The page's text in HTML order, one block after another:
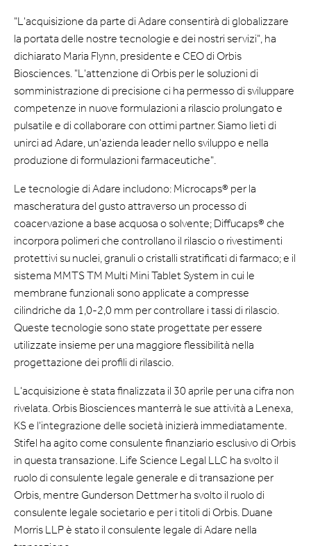
"L'acquisizione da parte di Adare consentirà di globalizzare
la portata delle nostre tecnologie e dei nostri servizi", ha
dichiarato Maria Flynn, presidente e CEO di Orbis
Biosciences. "L'attenzione di Orbis per le soluzioni di
somministrazione di precisione ci ha permesso di sviluppare
competenze in nuove formulazioni a rilascio prolungato e
pulsatile e di collaborare con ottimi partner. Siamo lieti di
unirci ad Adare, un'azienda leader nello sviluppo e nella
produzione di formulazioni farmaceutiche".
Le tecnologie di Adare includono: Microcaps® per la
mascheratura del gusto attraverso un processo di
coacervazione a base acquosa o solvente; Diffucaps® che
incorpora polimeri che controllano il rilascio o rivestimenti
protettivi su nuclei, granuli o cristalli stratificati di farmaco; e il
sistema MMTS TM Multi Mini Tablet System in cui le
membrane funzionali sono applicate a compresse
cilindriche da 1,0-2,0 mm per controllare i tassi di rilascio.
Queste tecnologie sono state progettate per essere
utilizzate insieme per una maggiore flessibilità nella
progettazione dei profili di rilascio.
L'acquisizione è stata finalizzata il 30 aprile per una cifra non
rivelata. Orbis Biosciences manterrà le sue attività a Lenexa,
KS e l'integrazione delle società inizierà immediatamente.
Stifel ha agito come consulente finanziario esclusivo di Orbis
in questa transazione. Life Science Legal LLC ha svolto il
ruolo di consulente legale generale e di transazione per
Orbis, mentre Gunderson Dettmer ha svolto il ruolo di
consulente legale societario e per i titoli di Orbis. Duane
Morris LLP è stato il consulente legale di Adare nella